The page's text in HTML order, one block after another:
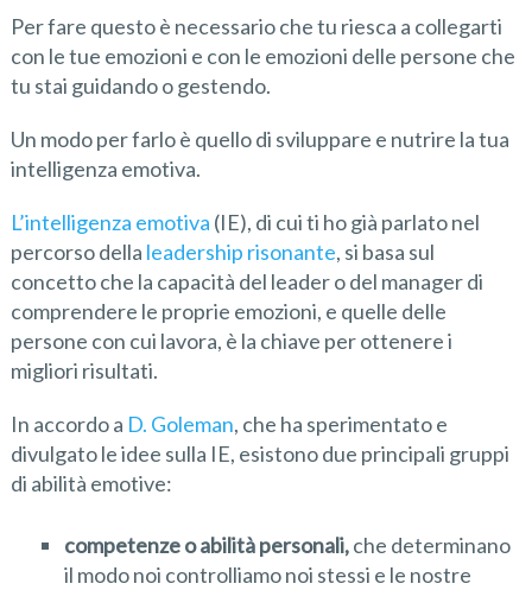
Per fare questo è necessario che tu riesca a collegarti
con le tue emozioni e con le emozioni delle persone che
tu stai guidando o gestendo.
Un modo per farlo è quello di sviluppare e nutrire la tua
intelligenza emotiva.
L’intelligenza emotiva (IE), di cui ti ho già parlato nel
percorso della leadership risonante, si basa sul
concetto che la capacità del leader o del manager di
comprendere le proprie emozioni, e quelle delle
persone con cui lavora, è la chiave per ottenere i
migliori risultati.
In accordo a D. Goleman, che ha sperimentato e
divulgato le idee sulla IE, esistono due principali gruppi
di abilità emotive:
competenze o abilità personali,che determinano
il modo noi controlliamo noi stessi e le nostre